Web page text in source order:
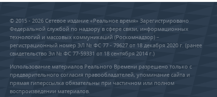
© 2015 - 2026 Сетевое издание «Реальное время» Зарегистрировано
Федеральной службой по надзору в сфере связи, информационных
технологий и массовых коммуникаций (Роскомнадзор) –
регистрационный номер ЭЛ № ФС 77 - 79627 от 18 декабря 2020 г. (ранее
свидетельство Эл № ФС 77-59331 от 18 сентября 2014 г.)
Использование материалов Реального Времени разрешено только с
предварительного согласия правообладателей, упоминание сайта и
прямая гиперссылка обязательны при частичном или полном
воспроизведении материалов.